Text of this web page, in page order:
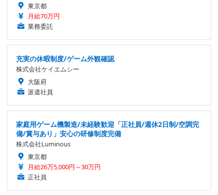
東京都
月給70万円
業務委託
充実の休暇制度/ゲーム外観確認
株式会社ケイエムシー
大阪府
派遣社員
家庭用ゲーム機製造/未経験歓迎「正社員/週休2日制/空調完
備/賞与あり」安心の研修制度完備
株式会社Luminous
東京都
月給26万5,000円～30万円
正社員